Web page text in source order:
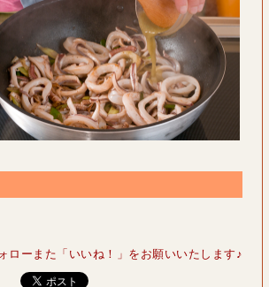
ローまた「いいね！」をお願いいたします♪